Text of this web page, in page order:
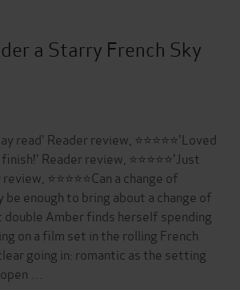
a Starry French Sky
read' Reader review, ⭐⭐⭐⭐⭐'Loved
Reader review, ⭐⭐⭐⭐⭐'Just
⭐⭐⭐⭐⭐Can a change of
enough to bring about a change of
Amber finds herself spending
on a film set in the rolling French
going in: romantic as the setting
…